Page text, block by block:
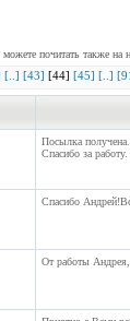
почитать также на
[..] [43] [44] [45] [..]
Посылка
Спасибо за
Спасибо
От работы